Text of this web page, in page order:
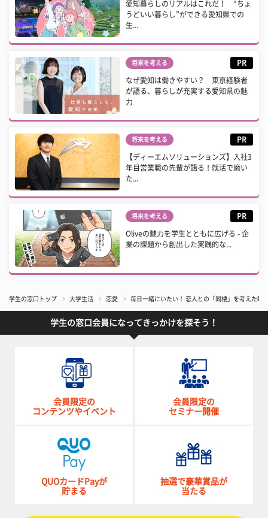
愛知暮らしのリアルはこれだ！ “ちょ
うどいい暮らし”ができる愛知県での
生...
将来を考える PR
なぜ愛知は働きやすい？ 東京経験者
が語る、暮らしが充実する愛知県の魅
力
将来を考える PR
【ディーエムソリューションズ】入社3
年目営業職の先輩が語る！就活で磨い
た...
将来を考える PR
Oliveの魅力を学生とともに広げる - 企
業の課題から創出した実践的な...
学生の窓口トップ 大学生活 恋愛 毎日一緒にいたい！ 恋人との「同棲」を考えた瞬
学生の窓口会員になってきっかけを探そう！
会員限定の
コンテンツやイベント
会員限定の
セミナー開催
QUOカードPayが
貯まる
抽選で豪華賞品が
当たる